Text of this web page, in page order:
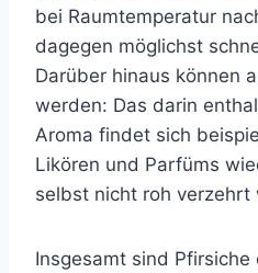
bei Raumtemperatur
dagegen möglichst
Darüber hinaus können
werden: Das darin
Aroma findet sich
Likören und Parfüms
selbst nicht roh verzehrt
Insgesamt sind Pfirsiche